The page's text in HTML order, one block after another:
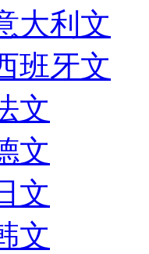
大利文
班牙文
文
文
文
文